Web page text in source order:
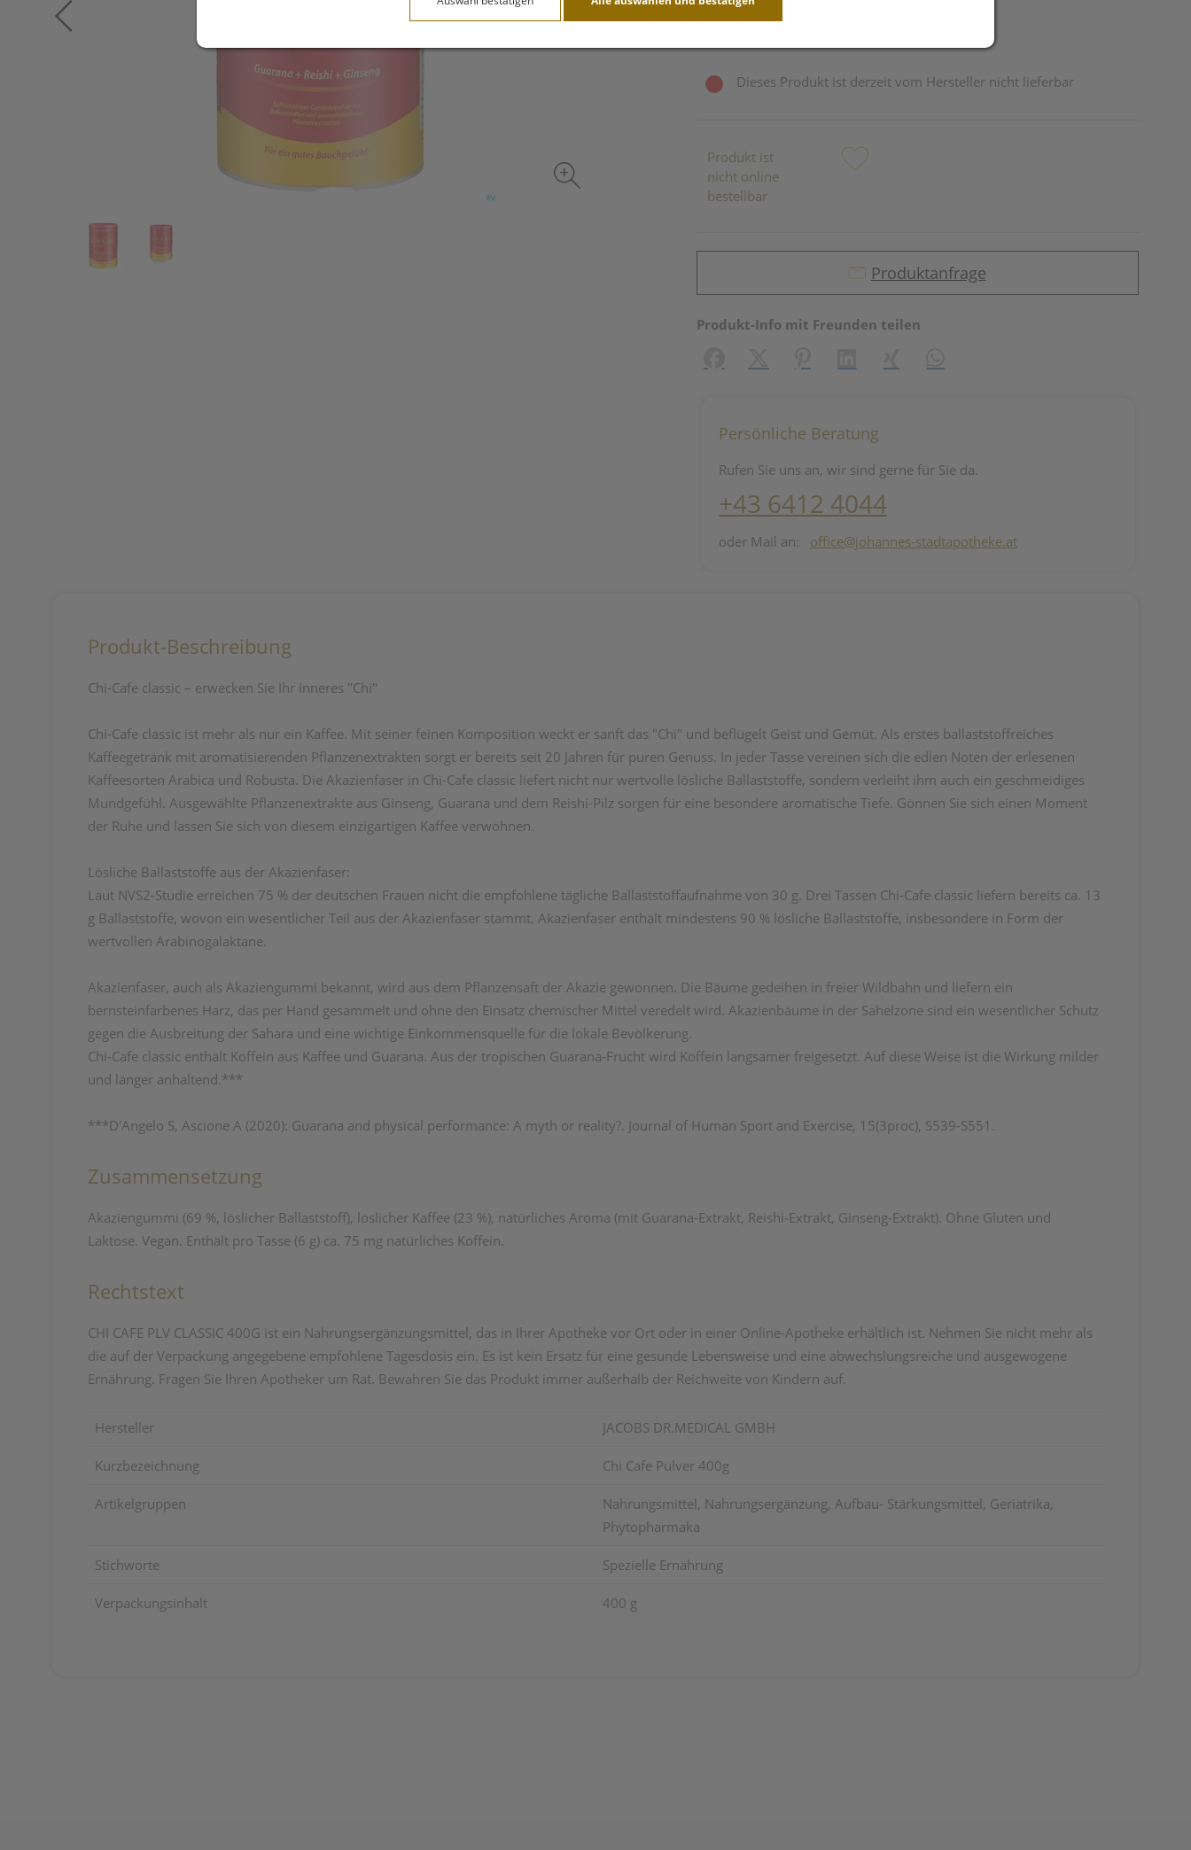
Dieses Produkt ist derzeit vom Hersteller nicht lieferbar
Produkt ist
nicht online
bestellbar
Produktanfrage
Produkt-Info mit Freunden teilen
Persönliche Beratung
Rufen Sie uns an, wir sind gerne für Sie da.
+43 6412 4044
oder Mail an: office@johannes-stadtapotheke.at
Produkt-Beschreibung
Chi-Cafe classic – erwecken Sie Ihr inneres "Chi"
Chi-Cafe classic ist mehr als nur ein Kaffee. Mit seiner feinen Komposition weckt er sanft das "Chi" und beflügelt Geist und Gemüt. Als erstes ballaststoffreiches
Kaffeegetränk mit aromatisierenden Pflanzenextrakten sorgt er bereits seit 20 Jahren für puren Genuss. In jeder Tasse vereinen sich die edlen Noten der erlesenen
Kaffeesorten Arabica und Robusta. Die Akazienfaser in Chi-Cafe classic liefert nicht nur wertvolle lösliche Ballaststoffe, sondern verleiht ihm auch ein geschmeidiges
Mundgefühl. Ausgewählte Pflanzenextrakte aus Ginseng, Guarana und dem Reishi-Pilz sorgen für eine besondere aromatische Tiefe. Gönnen Sie sich einen Moment
der Ruhe und lassen Sie sich von diesem einzigartigen Kaffee verwöhnen.
Lösliche Ballaststoffe aus der Akazienfaser:
Laut NVS2-Studie erreichen 75 % der deutschen Frauen nicht die empfohlene tägliche Ballaststoffaufnahme von 30 g. Drei Tassen Chi-Cafe classic liefern bereits ca. 13
g Ballaststoffe, wovon ein wesentlicher Teil aus der Akazienfaser stammt. Akazienfaser enthält mindestens 90 % lösliche Ballaststoffe, insbesondere in Form der
wertvollen Arabinogalaktane.
Akazienfaser, auch als Akaziengummi bekannt, wird aus dem Pflanzensaft der Akazie gewonnen. Die Bäume gedeihen in freier Wildbahn und liefern ein
bernsteinfarbenes Harz, das per Hand gesammelt und ohne den Einsatz chemischer Mittel veredelt wird. Akazienbäume in der Sahelzone sind ein wesentlicher Schutz
gegen die Ausbreitung der Sahara und eine wichtige Einkommensquelle für die lokale Bevölkerung.
Chi-Cafe classic enthält Koffein aus Kaffee und Guarana. Aus der tropischen Guarana-Frucht wird Koffein langsamer freigesetzt. Auf diese Weise ist die Wirkung milder
und länger anhaltend.***
***D'Angelo S, Ascione A (2020): Guarana and physical performance: A myth or reality?. Journal of Human Sport and Exercise, 15(3proc), S539-S551.
Zusammensetzung
Akaziengummi (69 %, löslicher Ballaststoff), löslicher Kaffee (23 %), natürliches Aroma (mit Guarana-Extrakt, Reishi-Extrakt, Ginseng-Extrakt). Ohne Gluten und
Laktose. Vegan. Enthält pro Tasse (6 g) ca. 75 mg natürliches Koffein.
Rechtstext
CHI CAFE PLV CLASSIC 400G ist ein Nahrungsergänzungsmittel, das in Ihrer Apotheke vor Ort oder in einer Online-Apotheke erhältlich ist. Nehmen Sie nicht mehr als
die auf der Verpackung angegebene empfohlene Tagesdosis ein. Es ist kein Ersatz für eine gesunde Lebensweise und eine abwechslungsreiche und ausgewogene
Ernährung. Fragen Sie Ihren Apotheker um Rat. Bewahren Sie das Produkt immer außerhalb der Reichweite von Kindern auf.
Hersteller JACOBS DR.MEDICAL GMBH
Kurzbezeichnung Chi Cafe Pulver 400g
Artikelgruppen
Nahrungsmittel, Nahrungsergänzung, Aufbau- Stärkungsmittel, Geriatrika,
Phytopharmaka
Stichworte Spezielle Ernährung
Verpackungsinhalt 400 g